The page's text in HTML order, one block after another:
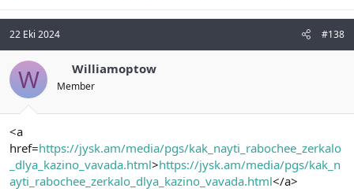
22 Eki 2024 #138
W Williamoptow
Member
<a
href=https://jysk.am/media/pgs/kak_nayti_rabochee_zerkalo
_dlya_kazino_vavada.html>https://jysk.am/media/pgs/kak_n
ayti_rabochee_zerkalo_dlya_kazino_vavada.html</a>